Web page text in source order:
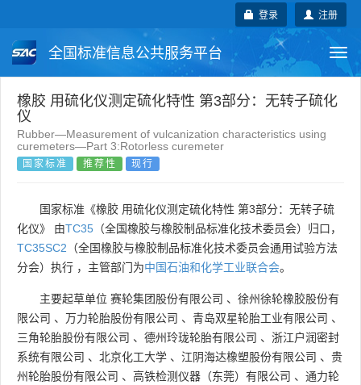
注册
登录
全国标准信息公共服务平台
国家标准 行业标准 地方标准
团体标准 企业标准 国际标准
橡胶 用硫化仪测定硫化特性 第3部分：无转子硫化
仪
Rubber—Measurement of vulcanization characteristics using
curemeters—Part 3:Rotorless curemeter
国家标准 推荐性 现行
国家标准《橡胶 用硫化仪测定硫化特性 第3部分：无转子硫
化仪》 由TC35 （全国橡胶与橡胶制品标准化技术委员会）归口，
TC35SC2 （全国橡胶与橡胶制品标准化技术委员会通用试验方法
分会）执行 ，主管部门为中国石油和化学工业联合会。
主要起草单位 赛轮集团股份有限公司 、 徐州徐轮橡胶股份有
限公司 、 万力轮胎股份有限公司 、 青岛双星轮胎工业有限公司 、
三角轮胎股份有限公司 、 德州玲珑轮胎有限公司 、 浙江户润密封
系统有限公司 、 北京化工大学 、 江阴海达橡塑股份有限公司 、 贵
州轮胎股份有限公司 、 高铁检测仪器（东莞）有限公司 、 通力轮